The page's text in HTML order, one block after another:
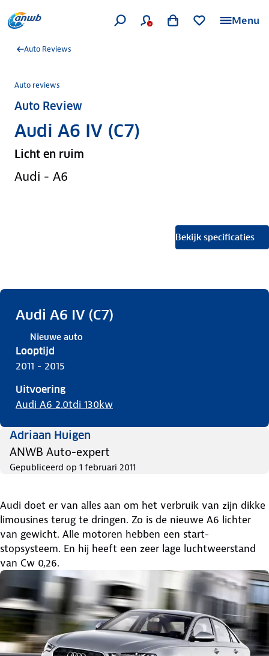
Menu
Auto Reviews
Auto reviews
Auto Review
Audi A6 IV (C7)
Licht en ruim
Audi - A6
Bekijk specificaties
Audi A6 IV (C7)
Nieuwe auto
Looptijd
2011 - 2015
Uitvoering
Audi A6 2.0tdi 130kw
Adriaan Huigen
ANWB Auto-expert
Gepubliceerd op 1 februari 2011
Audi doet er van alles aan om het verbruik van zijn dikke
limousines terug te dringen. Zo is de nieuwe A6 lichter
van gewicht. Alle motoren hebben een start-
stopsysteem. En hij heeft een zeer lage luchtweerstand
van Cw 0,26.